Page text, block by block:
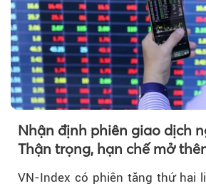
Nhận định phiên giao dịch
Thận trọng, hạn chế mở
VN-Index có phiên tăng thứ hai